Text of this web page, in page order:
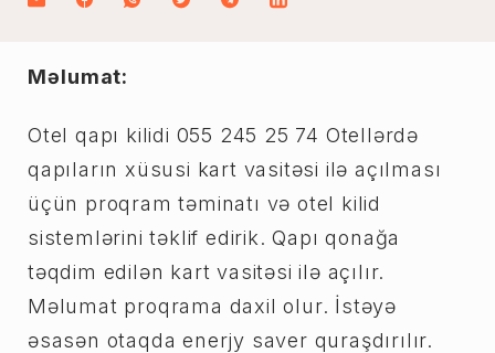
Məlumat:
Otel qapı kilidi 055 245 25 74 Otellərdə
qapıların xüsusi kart vasitəsi ilə açılması
üçün proqram təminatı və otel kilid
sistemlərini təklif edirik. Qapı qonağa
təqdim edilən kart vasitəsi ilə açılır.
Məlumat proqrama daxil olur. İstəyə
əsasən otaqda enerjy saver quraşdırılır.